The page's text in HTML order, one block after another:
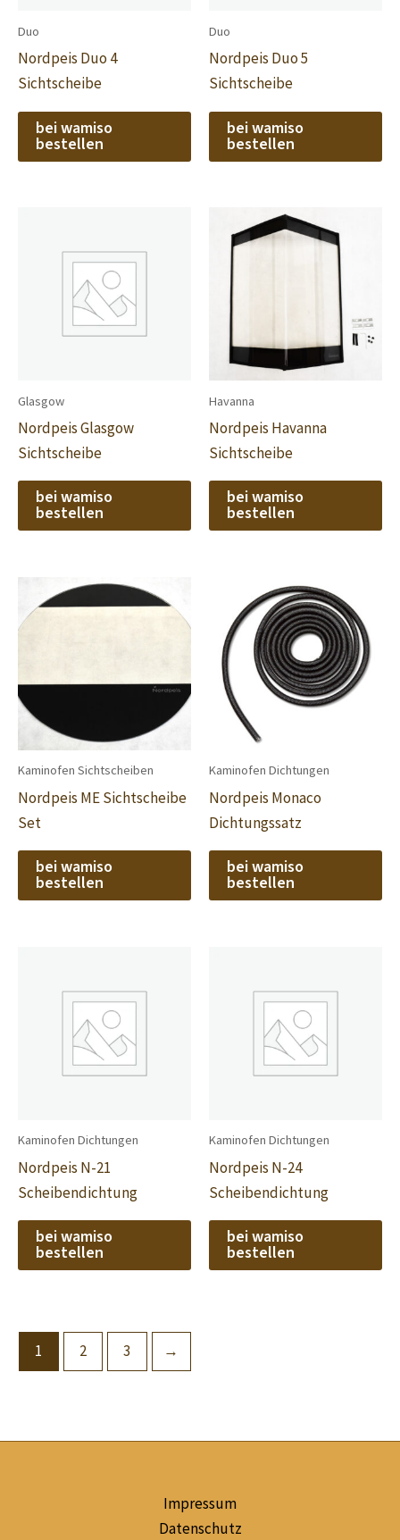
Duo
Nordpeis Duo 4
Sichtscheibe
bei wamiso
bestellen
Duo
Nordpeis Duo 5
Sichtscheibe
bei wamiso
bestellen
Glasgow
Nordpeis Glasgow
Sichtscheibe
bei wamiso
bestellen
Havanna
Nordpeis Havanna
Sichtscheibe
bei wamiso
bestellen
Kaminofen Sichtscheiben
Nordpeis ME Sichtscheibe
Set
bei wamiso
bestellen
Kaminofen Dichtungen
Nordpeis Monaco
Dichtungssatz
bei wamiso
bestellen
Kaminofen Dichtungen
Nordpeis N-21
Scheibendichtung
bei wamiso
bestellen
Kaminofen Dichtungen
Nordpeis N-24
Scheibendichtung
bei wamiso
bestellen
1 2 3 →
Impressum
Datenschutz